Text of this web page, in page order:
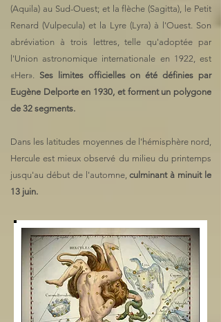
(Aquila) au Sud-Ouest; et la flèche (Sagitta), le Petit
Renard (Vulpecula) et la Lyre (Lyra) à l'Ouest. Son
abréviation à trois lettres, telle qu'adoptée par
l'Union astronomique internationale en 1922, est
«Her». Ses limites officielles on été définies par
Eugène Delporte en 1930, et forment un polygone
de 32 segments.
Dans les latitudes moyennes de l'hémisphère nord,
Hercule est mieux observé du milieu du printemps
jusqu'au début de l'automne,culminant à minuit le
13 juin.